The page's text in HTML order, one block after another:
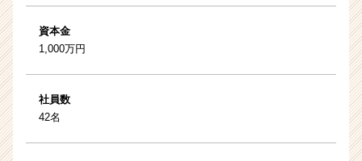
資本金
1,000万円
社員数
42名